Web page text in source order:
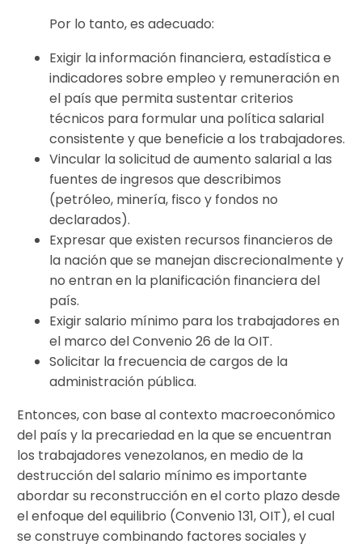
Por lo tanto, es adecuado:
Exigir la información financiera, estadística e
indicadores sobre empleo y remuneración en
el país que permita sustentar criterios
técnicos para formular una política salarial
consistente y que beneficie a los trabajadores.
Vincular la solicitud de aumento salarial a las
fuentes de ingresos que describimos
(petróleo, minería, fisco y fondos no
declarados).
Expresar que existen recursos financieros de
la nación que se manejan discrecionalmente y
no entran en la planificación financiera del
país.
Exigir salario mínimo para los trabajadores en
el marco del Convenio 26 de la OIT.
Solicitar la frecuencia de cargos de la
administración pública.
Entonces, con base al contexto macroeconómico
del país y la precariedad en la que se encuentran
los trabajadores venezolanos, en medio de la
destrucción del salario mínimo es importante
abordar su reconstrucción en el corto plazo desde
el enfoque del equilibrio (Convenio 131, OIT), el cual
se construye combinando factores sociales y